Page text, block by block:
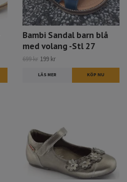
Bambi Sandal barn blå
med volang -Stl 27
699 kr 199 kr
LÄS MER